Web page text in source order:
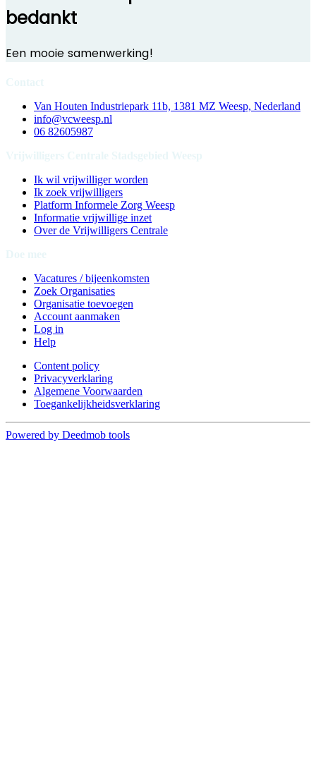
bedankt
Een mooie samenwerking!
Van Houten Industriepark 11b, 1381 MZ Weesp, Nederland
info@vcweesp.nl
06 82605987
Ik wil vrijwilliger worden
Ik zoek vrijwilligers
Platform Informele Zorg Weesp
Informatie vrijwillige inzet
Over de Vrijwilligers Centrale
Vacatures / bijeenkomsten
Zoek Organisaties
Organisatie toevoegen
Account aanmaken
Log in
Help
Content policy
Privacyverklaring
Algemene Voorwaarden
Toegankelijkheidsverklaring
Powered by Deedmob tools